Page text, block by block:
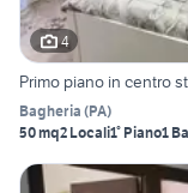
4
Primo piano in centro
Bagheria (PA)
50 mq2 Locali1° Piano1